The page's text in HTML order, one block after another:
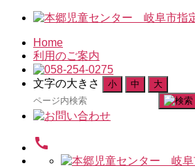
Home
利用のご案内
文字の大きさ 小 中 大
検
索
象:
call